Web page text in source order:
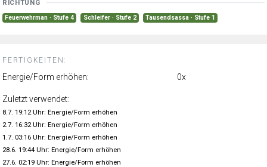
RICHTUNG
Feuerwehrman · Stufe 4 Schleifer · Stufe 2 Tausendsassa · Stufe 1
FERTIGKEITEN:
Energie/Form erhöhen: 0x
Zuletzt verwendet:
8.7. 19:12 Uhr: Energie/Form erhöhen
2.7. 16:32 Uhr: Energie/Form erhöhen
1.7. 03:16 Uhr: Energie/Form erhöhen
28.6. 19:44 Uhr: Energie/Form erhöhen
27.6. 02:19 Uhr: Energie/Form erhöhen